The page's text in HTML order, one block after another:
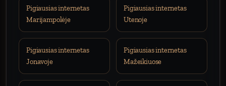
Pigiausias internetas
Marijampolėje
Pigiausias internetas
Utenoje
Pigiausias internetas
Jonavoje
Pigiausias internetas
Mažeikiuose